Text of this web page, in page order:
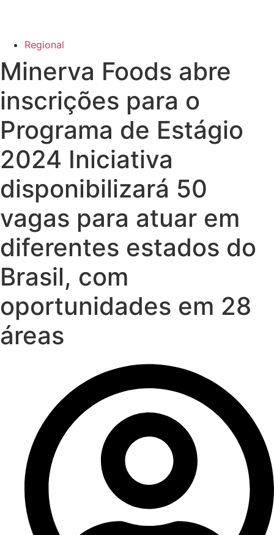
Regional
Minerva Foods abre
inscrições para o
Programa de Estágio
2024 Iniciativa
disponibilizará 50
vagas para atuar em
diferentes estados do
Brasil, com
oportunidades em 28
áreas